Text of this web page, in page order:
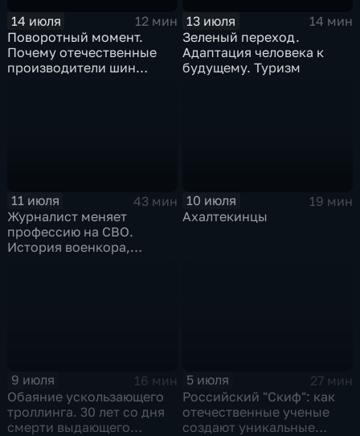
14 июля
12 мин
Поворотный момент.
Почему отечественные
производители шин
13 июля
14 мин
Зеленый переход.
Адаптация человека к
будущему. Туризм
11 июля
43 мин
Журналист меняет
профессию на СВО.
История военкора,
10 июля
19 мин
Ахалтекинцы
9 июля
16 мин
Обаяние ускользающего
троллинга. 30 лет со дня
смерти выдающего
5 июля
27 мин
Российский "Скиф": как
отечественные ученые
создают уникальные